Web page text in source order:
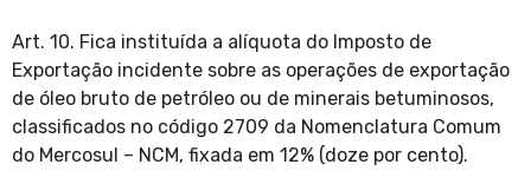
Art. 10. Fica instituída a alíquota do Imposto de
Exportação incidente sobre as operações de exportação
de óleo bruto de petróleo ou de minerais betuminosos,
classificados no código 2709 da Nomenclatura Comum
do Mercosul – NCM, fixada em 12% (doze por cento).